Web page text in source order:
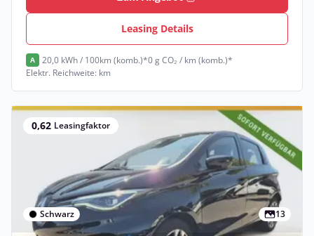
Leasing Details
A 20,0 kWh / 100km (komb.)*0 g CO₂ / km (komb.)*
Elektr. Reichweite: km
0,62 Leasingfaktor
Schwarz 13